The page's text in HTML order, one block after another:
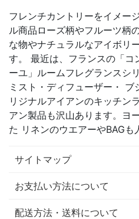
フレンチカントリーをイメー
ル商品ローズ柄やフルーツ柄
な物やナチュラルなアイボリ
す。 最近は、フランスの「コ
ーユ」ルームフレグランスシ
ミスト・ディフューザー・
リジナルアイアンのキッチン
アン製品も沢山あります。ヨ
た リネンのウエアーやBAGも
サイトマップ
お支払い方法について
配送方法・送料について